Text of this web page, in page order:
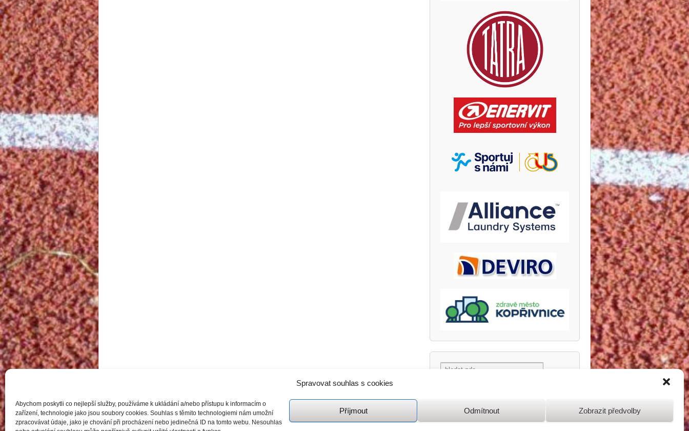
Spravovat souhlas s cookies
Abychom poskytli co nejlepší služby, používáme k ukládání a/nebo přístupu k informacím o
zařízení, technologie jako jsou soubory cookies. Souhlas s těmito technologiemi nám umožní
zpracovávat údaje, jako je chování při procházení nebo jedinečná ID na tomto webu. Nesouhlas
Příjmout Odmítnout Zobrazit předvolby